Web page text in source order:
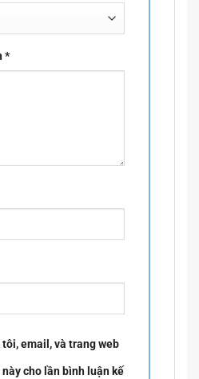
*
email, và trang web
cho lần bình luận kế